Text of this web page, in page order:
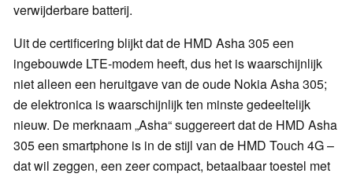
verwijderbare batterij.
Uit de certificering blijkt dat de HMD Asha 305 een
ingebouwde LTE-modem heeft, dus het is waarschijnlijk
niet alleen een heruitgave van de oude Nokia Asha 305;
de elektronica is waarschijnlijk ten minste gedeeltelijk
nieuw. De merknaam „Asha“ suggereert dat de HMD Asha
305 een smartphone is in de stijl van de HMD Touch 4G –
dat wil zeggen, een zeer compact, betaalbaar toestel met